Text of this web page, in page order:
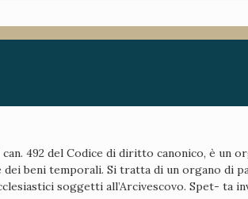
492 del Codice di diritto canonico, è un
dei beni temporali. Si tratta di un organo di
soggetti all’Arcivescovo. Spet- ta